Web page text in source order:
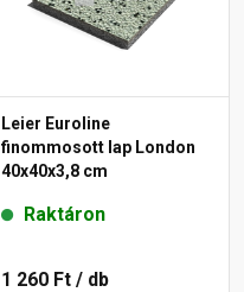
Leier Euroline
finommosott lap London
40x40x3,8 cm
Raktáron
1 260 Ft / db